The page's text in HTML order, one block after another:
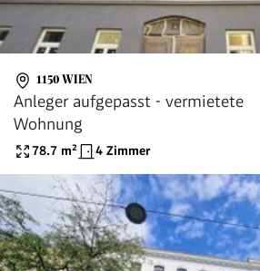
1150 WIEN
Anleger aufgepasst - vermietete
Wohnung
78.7 m² 4 Zimmer